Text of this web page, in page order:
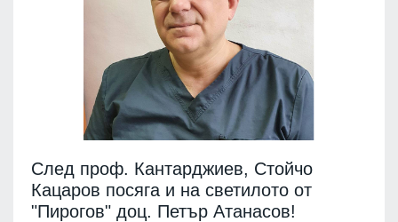
След проф. Кантарджиев, Стойчо
Кацаров посяга и на светилото от
"Пирогов" доц. Петър Атанасов!